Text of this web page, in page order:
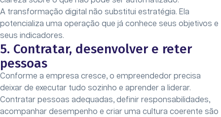
A transformação digital não substitui estratégia. Ela
potencializa uma operação que já conhece seus objetivos e
seus indicadores.
5. Contratar, desenvolver e reter
pessoas
Conforme a empresa cresce, o empreendedor precisa
deixar de executar tudo sozinho e aprender a liderar.
Contratar pessoas adequadas, definir responsabilidades,
acompanhar desempenho e criar uma cultura coerente são